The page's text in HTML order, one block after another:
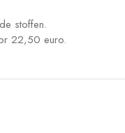
stoffen.
22,50 euro.